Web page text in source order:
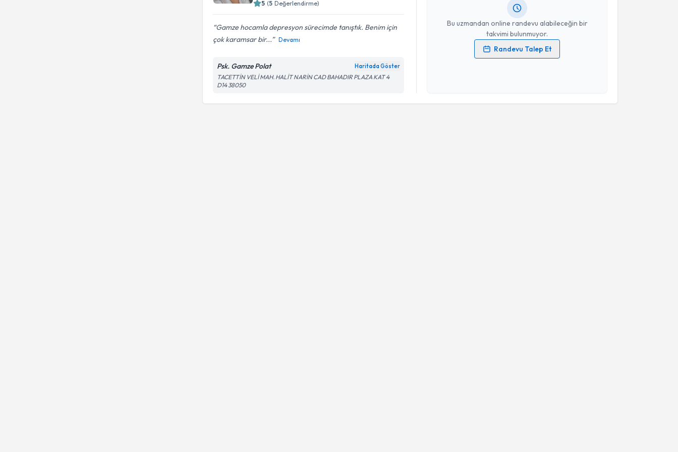
5 (5 Değerlendirme)
Gamze hocamla depresyon sürecimde tanıştık. Benim için
çok karamsar bir...
Devamı
Psk. Gamze Polat Haritada Göster
TACETTİN VELİ MAH. HALİT NARİN CAD BAHADIR PLAZA KAT 4
D14 38050
Bu uzmandan online randevu alabileceğin bir
takvimi bulunmuyor.
Randevu Talep Et
Kişisel verilerimin işlenmesine ilişkinAydınlatma Metni